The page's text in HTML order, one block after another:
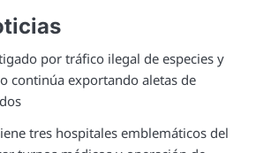
por tráfico ilegal de especies y
continúa exportando aletas de
tres hospitales emblemáticos del